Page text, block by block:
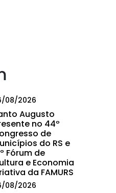
08/2026
Augusto
no 44º
de
do RS e
Fórum de
e Economia
da FAMURS
08/2026